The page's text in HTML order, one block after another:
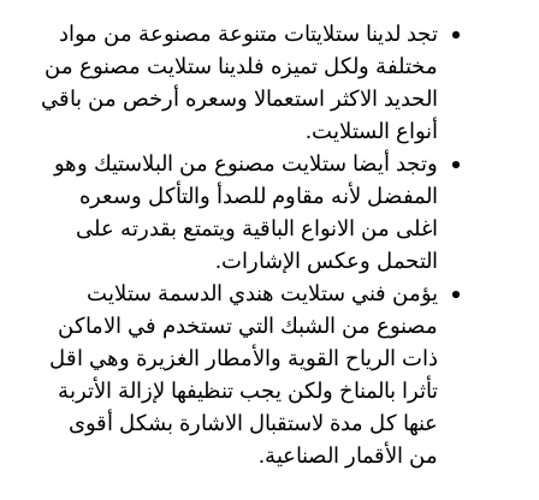
تجد لدينا ستلايتات متنوعة مصنوعة من مواد
مختلفة ولكل تميزه فلدينا ستلايت مصنوع من
الحديد الاكثر استعمالا وسعره أرخص من باقي
أنواع الستلايت.
وتجد أيضا ستلايت مصنوع من البلاستيك وهو
المفضل لأنه مقاوم للصدأ والتأكل وسعره
اغلى من الانواع الباقية ويتمتع بقدرته على
التحمل وعكس الإشارات.
يؤمن فني ستلايت هندي الدسمة ستلايت
مصنوع من الشبك التي تستخدم في الاماكن
ذات الرياح القوية والأمطار الغزيرة وهي اقل
تأثرا بالمناخ ولكن يجب تنظيفها لإزالة الأتربة
عنها كل مدة لاستقبال الاشارة بشكل أقوى
من الأقمار الصناعية.